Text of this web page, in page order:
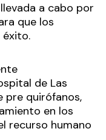
a cabo por
que los
de Las
pre quirófanos,
en los
recurso humano